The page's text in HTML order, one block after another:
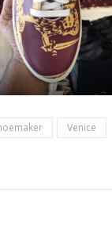
Venice